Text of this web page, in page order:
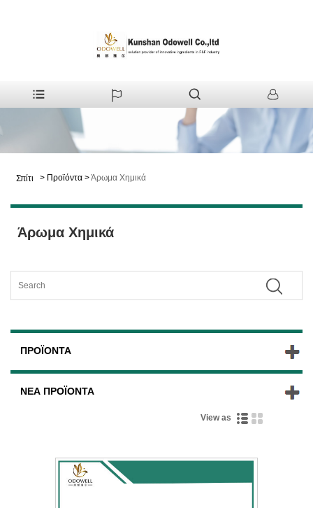
Σπίτι > Προϊόντα >Άρωμα Χημικά
Άρωμα Χημικά
ΠΡΟΪΌΝΤΑ
ΝΈΑ ΠΡΟΪΌΝΤΑ
View as